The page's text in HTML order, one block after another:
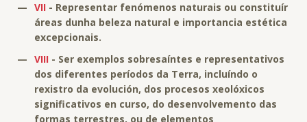
— VII - Representar fenómenos naturais ou constituír
áreas dunha beleza natural e importancia estética
excepcionais.
— VIII - Ser exemplos sobresaíntes e representativos
dos diferentes períodos da Terra, incluíndo o
rexistro da evolución, dos procesos xeolóxicos
significativos en curso, do desenvolvemento das
formas terrestres, ou de elementos